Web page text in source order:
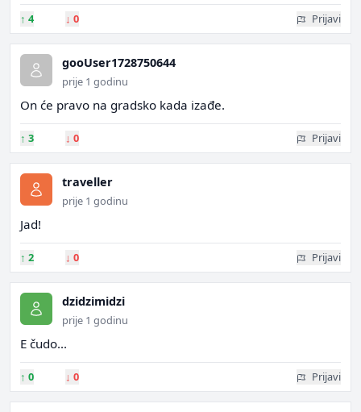
↑ 4 ↓ 0 Prijavi
gooUser1728750644
prije 1 godinu
On će pravo na gradsko kada izađe.
↑ 3 ↓ 0 Prijavi
traveller
prije 1 godinu
Jad!
↑ 2 ↓ 0 Prijavi
dzidzimidzi
prije 1 godinu
E čudo...
↑ 0 ↓ 0 Prijavi